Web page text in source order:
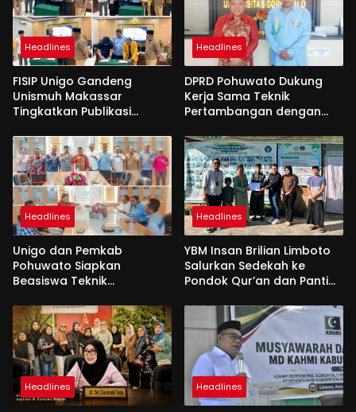
Headlines
FISIP Unigo Gandeng
Unismuh Makassar
Tingkatkan Publikasi
Headlines
DPRD Pohuwato Dukung
Kerja Sama Teknik
Pertambangan dengan
Headlines
Unigo dan Pemkab
Pohuwato Siapkan
Beasiswa Teknik
Headlines
YBM Insan Brilian Limboto
Salurkan Sedekah ke
Pondok Qur’an dan Panti
Headlines Headlines